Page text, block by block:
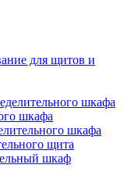
для щитов и
шкафа
шкафа
шкафа
щита
шкаф